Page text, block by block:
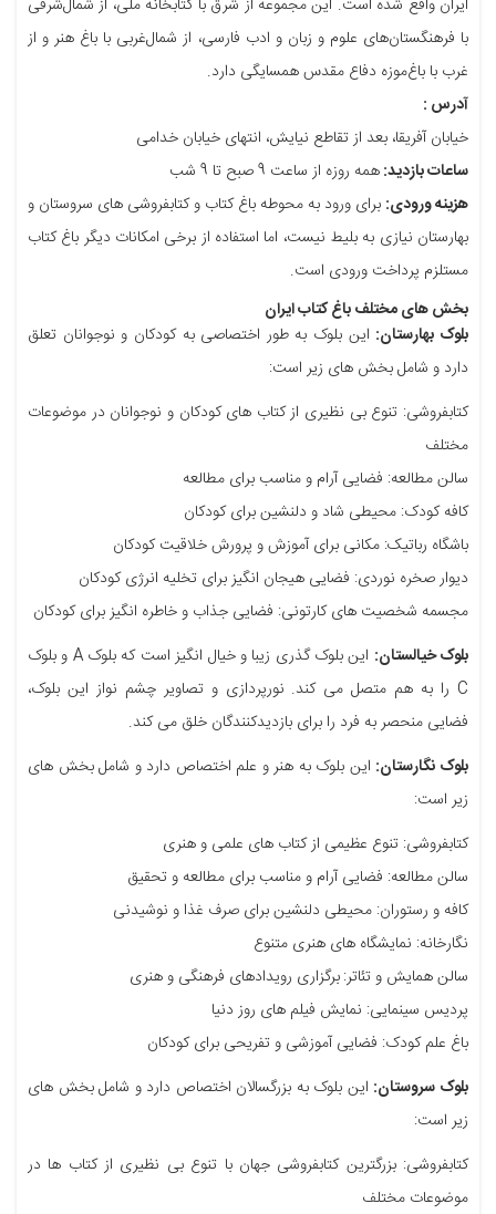
ایران واقع شده است. این مجموعه از شرق با کتابخانه ملی، از شمال‌شرقی
با فرهنگستان‌های علوم و زبان و ادب فارسی، از شمال‌غربی با باغ هنر و از
غرب با باغ‌موزه دفاع مقدس همسایگی دارد.
آدرس :
خیابان آفریقا، بعد از تقاطع نیایش، انتهای خیابان خدامی
ساعات بازدید:همه روزه از ساعت 9 صبح تا 9 شب
هزینه ورودی: برای ورود به محوطه باغ کتاب و کتابفروشی های سروستان و
بهارستان نیازی به بلیط نیست، اما استفاده از برخی امکانات دیگر باغ کتاب
مستلزم پرداخت ورودی است.
بخش های مختلف باغ کتاب ایران
بلوک بهارستان: این بلوک به طور اختصاصی به کودکان و نوجوانان تعلق
دارد و شامل بخش های زیر است:
کتابفروشی: تنوع بی نظیری از کتاب های کودکان و نوجوانان در موضوعات
مختلف
سالن مطالعه: فضایی آرام و مناسب برای مطالعه
کافه کودک: محیطی شاد و دلنشین برای کودکان
باشگاه رباتیک: مکانی برای آموزش و پرورش خلاقیت کودکان
دیوار صخره نوردی: فضایی هیجان انگیز برای تخلیه انرژی کودکان
مجسمه شخصیت های کارتونی: فضایی جذاب و خاطره انگیز برای کودکان
بلوک خیالستان:
این بلوک گذری زیبا و خیال انگیز است که بلوک A و بلوک
C را به هم متصل می کند. نورپردازی و تصاویر چشم نواز این بلوک،
فضایی منحصر به فرد را برای بازدیدکنندگان خلق می کند.
بلوک نگارستان: این بلوک به هنر و علم اختصاص دارد و شامل بخش های
زیر است:
کتابفروشی: تنوع عظیمی از کتاب های علمی و هنری
سالن مطالعه: فضایی آرام و مناسب برای مطالعه و تحقیق
کافه و رستوران: محیطی دلنشین برای صرف غذا و نوشیدنی
نگارخانه: نمایشگاه های هنری متنوع
سالن همایش و تئاتر:برگزاری رویدادهای فرهنگی و هنری
پردیس سینمایی: نمایش فیلم های روز دنیا
باغ علم کودک: فضایی آموزشی و تفریحی برای کودکان
بلوک سروستان: این بلوک به بزرگسالان اختصاص دارد و شامل بخش های
زیر است:
کتابفروشی: بزرگترین کتابفروشی جهان با تنوع بی نظیری از کتاب ها در
موضوعات مختلف